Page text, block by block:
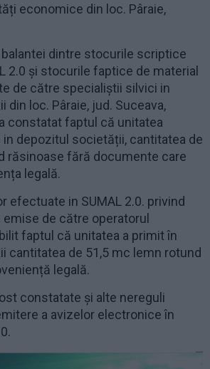
economice din loc. Pâraie,
dintre stocurile scriptice
2.0 și stocurile faptice de material
de către specialiștii silvici in
loc. Pâraie, jud. Suceava,
constatat faptul că unitatea
depozitul societății, cantitatea de
răsinoase fără documente care
legală.
efectuate in SUMAL 2.0. privind
de către operatorul
faptul că unitatea a primit în
cantitatea de 51,5 mc lemn rotund
legală.
constatate și alte nereguli
a avizelor electronice în